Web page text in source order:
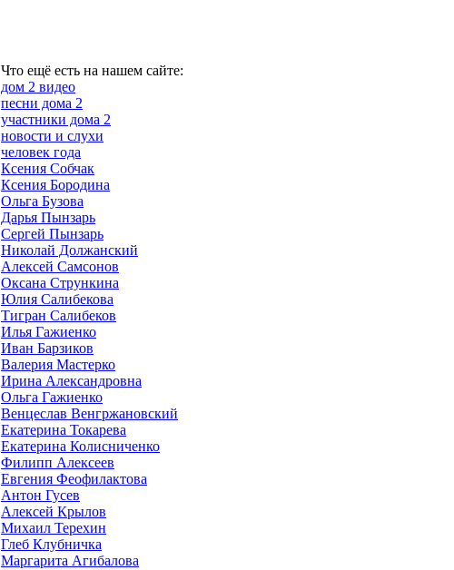
Что ещё есть на нашем сайте:
дом 2 видео
песни дома 2
участники дома 2
новости и слухи
человек года
Ксения Собчак
Ксения Бородина
Ольга Бузова
Дарья Пынзарь
Сергей Пынзарь
Николай Должанский
Алексей Самсонов
Оксана Стрункина
Юлия Салибекова
Тигран Салибеков
Илья Гажиенко
Иван Барзиков
Валерия Мастерко
Ирина Александровна
Ольга Гажиенко
Венцеслав Венгржановский
Екатерина Токарева
Екатерина Колисниченко
Филипп Алексеев
Евгения Феофилактова
Антон Гусев
Алексей Крылов
Михаил Терехин
Глеб Клубничка
Маргарита Агибалова